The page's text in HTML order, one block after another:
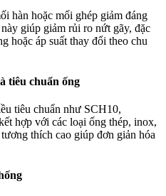
hàn hoặc mối ghép giảm đáng
giúp giảm rủi ro nứt gãy, đặc
hoặc áp suất thay đổi theo chu
tiêu chuẩn ống
tiêu chuẩn như SCH10,
hợp với các loại ống thép, inox,
thích cao giúp đơn giản hóa